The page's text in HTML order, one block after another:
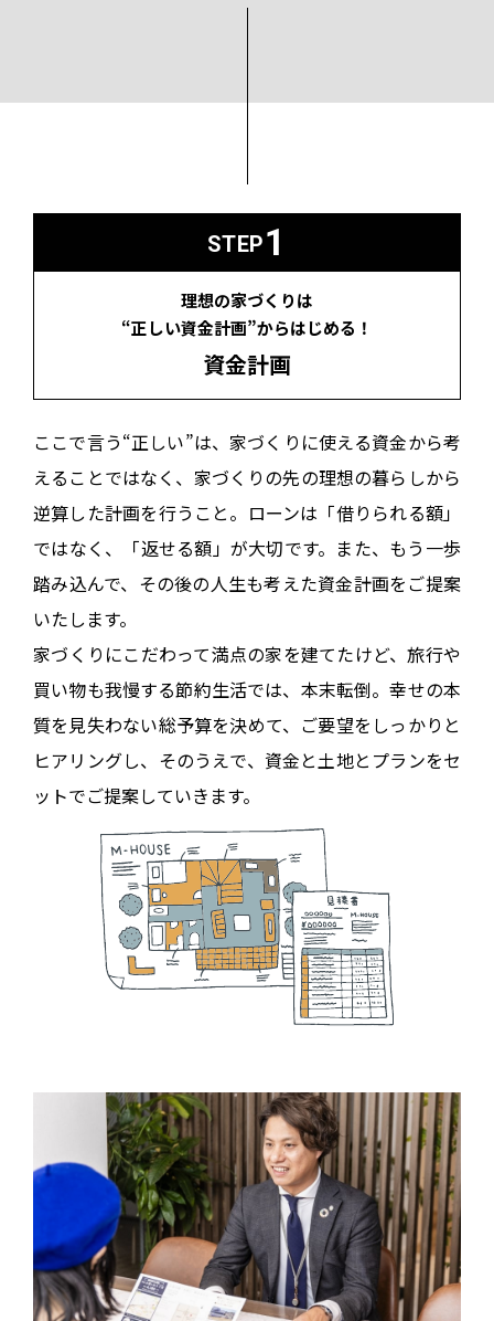
STEP1
理想の家づくりは
“正しい資金計画”からはじめる！
資金計画
ここで言う“正しい”は、家づくりに使える資金から考
えることではなく、 家づくりの先の理想の暮らしから
逆算した計画を行うこと。 ローンは「借りられる額」
ではなく、「返せる額」が大切です。また、もう 一歩
踏み込んで、その後の人生も考えた資金計画をご提案
いたします。
家づくりにこだわって満点の家を建てたけど、旅行や
買い物も我慢する節約生活では、本末転倒。幸せの本
質を見失わない総予算を決めて、ご要望をしっかりと
ヒアリングし、 そのうえで、資金と土地とプランをセ
ットでご提案していきます。